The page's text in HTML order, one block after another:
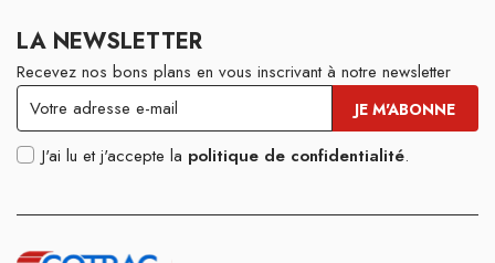
LA NEWSLETTER
Recevez nos bons plans en vous inscrivant à notre newsletter
J'ai lu et j'accepte la politique de confidentialité.